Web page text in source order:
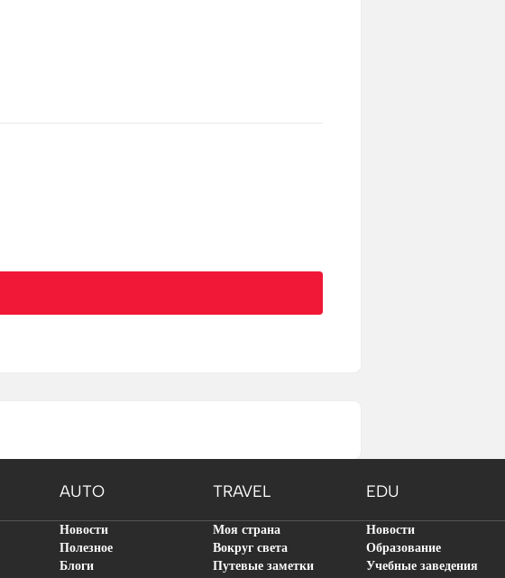
AUTO TRAVEL EDU
Новости
Полезное
Блоги
Моя страна
Вокруг света
Путевые заметки
Новости
Образование
Учебные заведения